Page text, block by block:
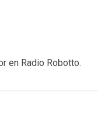
en Radio Robotto.